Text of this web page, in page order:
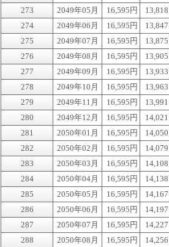
273
2049年05月 16,595円
274
2049年06月 16,595円
275
2049年07月 16,595円
276
2049年08月 16,595円
277
2049年09月 16,595円
278
2049年10月 16,595円
279
2049年11月 16,595円
280
2049年12月 16,595円
281
2050年01月 16,595円
282
2050年02月 16,595円
283
2050年03月 16,595円
284
2050年04月 16,595円
285
2050年05月 16,595円
286
2050年06月 16,595円
287
2050年07月 16,595円
288
2050年08月 16,595円